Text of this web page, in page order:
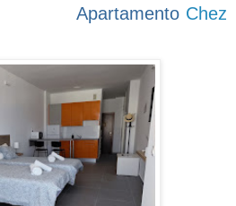
Chez